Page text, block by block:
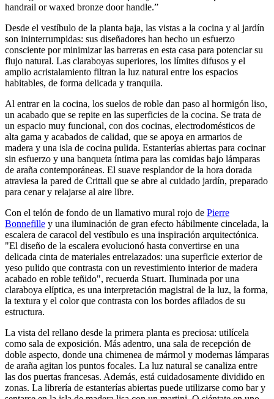
handrail or waxed bronze door handle.”
Desde el vestíbulo de la planta baja, las vistas a la cocina y al jardín
son ininterrumpidas: sus diseñadores han hecho un esfuerzo
consciente por minimizar las barreras en esta casa para potenciar su
flujo natural. Las claraboyas superiores, los límites difusos y el
amplio acristalamiento filtran la luz natural entre los espacios
habitables, de forma delicada y tranquila.
Al entrar en la cocina, los suelos de roble dan paso al hormigón liso,
un acabado que se repite en las superficies de la cocina. Se trata de
un espacio muy funcional, con dos cocinas, electrodomésticos de
alta gama y acabados de calidad, que se apoya en armarios de
madera y una isla de cocina pulida. Estanterías abiertas para cocinar
sin esfuerzo y una banqueta íntima para las comidas bajo lámparas
de araña contemporáneas. El suave resplandor de la hora dorada
atraviesa la pared de Crittall que se abre al cuidado jardín, preparado
para cenar y relajarse al aire libre.
Con el telón de fondo de un llamativo mural rojo de Pierre
Bonnefille y una iluminación de gran efecto hábilmente cincelada, la
escalera de caracol del vestíbulo es una inspiración arquitectónica.
"El diseño de la escalera evolucionó hasta convertirse en una
delicada cinta de materiales entrelazados: una superficie exterior de
yeso pulido que contrasta con un revestimiento interior de madera
acabado en roble teñido", recuerda Stuart. Iluminada por una
claraboya elíptica, es una interpretación magistral de la luz, la forma,
la textura y el color que contrasta con los bordes afilados de su
estructura.
La vista del rellano desde la primera planta es preciosa: utilícela
como sala de exposición. Más adentro, una sala de recepción de
doble aspecto, donde una chimenea de mármol y modernas lámparas
de araña agitan los puntos focales. La luz natural se canaliza entre
las dos puertas francesas. Además, está cuidadosamente dividido en
zonas. La librería de estanterías abiertas puede utilizarse como bar y